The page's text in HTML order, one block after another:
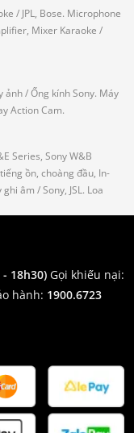
/ JPL, Bose. Microphone
Mixer Karaoke /
ảnh / Ống kính Sony. Máy
Action Cam.
Series, Sony W&B
ồn, choàng đầu, In-
ghi âm / Sony, JSL. Loa
18h30) Gọi khiếu nại:
hành: 1900.6723